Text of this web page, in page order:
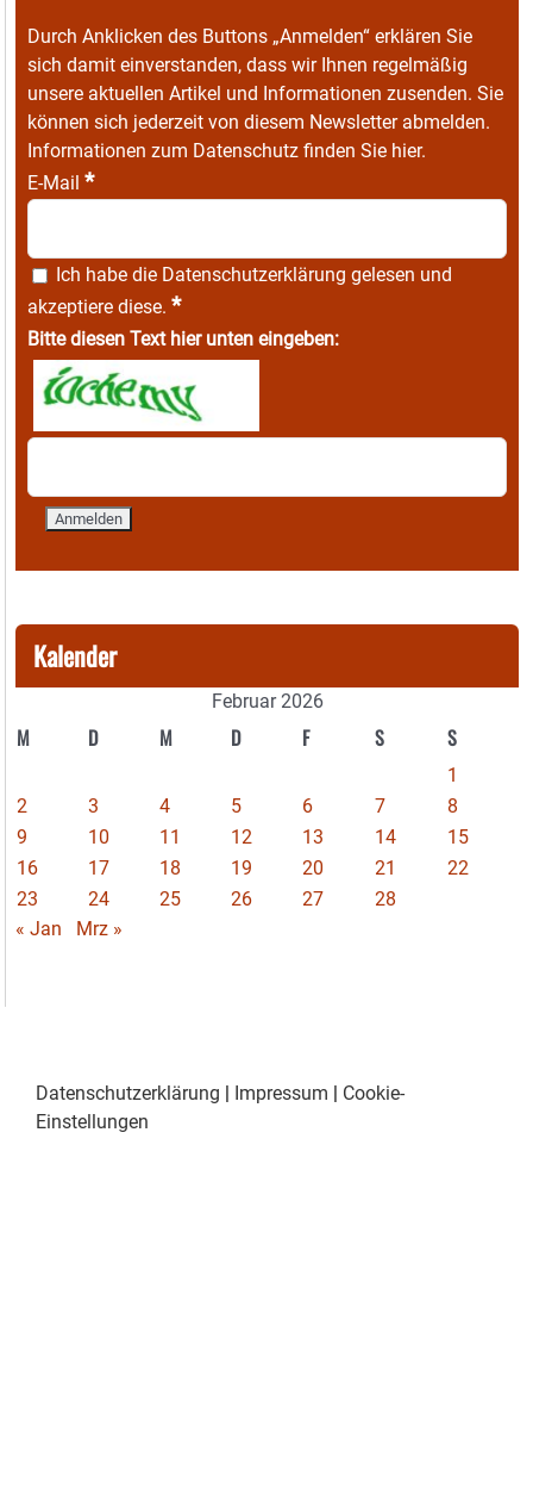
Durch Anklicken des Buttons „Anmelden“ erklären Sie
sich damit einverstanden, dass wir Ihnen regelmäßig
unsere aktuellen Artikel und Informationen zusenden. Sie
können sich jederzeit von diesem Newsletter abmelden.
Informationen zum Datenschutz finden Sie hier.
E-Mail *
Ich habe die Datenschutzerklärung gelesen und
akzeptiere diese. *
Bitte diesen Text hier unten eingeben:
Kalender
Februar 2026
M D M D F S S
1
2
3 4 5 6 7
8
9
10 11 12 13 14
15
16
17 18 19 20 21
22
23
24 25 26 27
28
« Jan
Mrz »
Datenschutzerklärung Impressum
Cookie-
Einstellungen